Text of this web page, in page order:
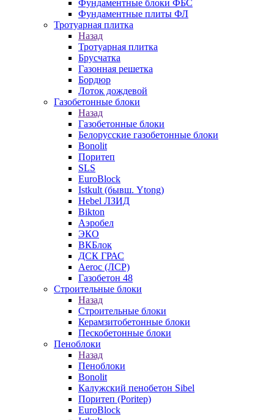
Фундаментные блоки ФБС
Фундаментные плиты ФЛ
Тротуарная плитка
Назад
Тротуарная плитка
Брусчатка
Газонная решетка
Бордюр
Лоток дождевой
Газобетонные блоки
Назад
Газобетонные блоки
Белорусские газобетонные блоки
Bonolit
Поритеп
SLS
EuroBlock
Istkult (бывш. Ytong)
Hebel ЛЗИД
Bikton
Аэробел
ЭКО
ВКБлок
ДСК ГРАС
Aeroc (ЛСР)
Газобетон 48
Строительные блоки
Назад
Строительные блоки
Керамзитобетонные блоки
Пескобетонные блоки
Пеноблоки
Назад
Пеноблоки
Bonolit
Калужский пенобетон Sibel
Поритеп (Poritep)
EuroBlock